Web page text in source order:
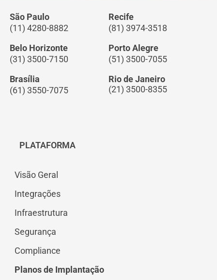
São Paulo
(11) 4280-8882
Recife
(81) 3974-3518
Belo Horizonte
(31) 3500-7150
Porto Alegre
(51) 3500-7055
Brasília
(61) 3550-7075
Rio de Janeiro
(21) 3500-8355
PLATAFORMA
Visão Geral
Integrações
Infraestrutura
Segurança
Compliance
Planos de Implantação